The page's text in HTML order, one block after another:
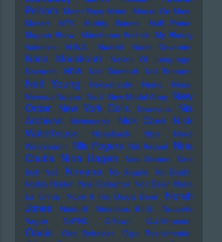
Pelham
Motor Boys Motor
Mouse On Mars
Mozart
MTV Muddy Waters
Muff Potter
Muppet Show
Münchener Freiheit
My Bloody
Valentine
N.W.A. Naddel Nadin Deventer
Nana Mouskouri
Nation Of Language
Nazareth
NDW Neil Diamond Neil Tennant
Neil Young Nekromantix Nemo
Nena
Nervous Norvus Neu! New Model Army New
Order New York Dolls Newcleus
Nia
Archives
Nichtseattle Nick Cave
Nick
Waterhouse
Nickelback Nico
Nikko
Weidemann Nile Rogers Nils Keppel Nina
Chuba Nina Hagen Nina Simone
Nine
Inch Nail
Nirvana No Angels
No Doubt
Noddy Holder Noel Gallagher Noir Désir Nono
La Grinta
Noori & His Dorpa Band
Norah
Jones
Notdurft Notorious B.I.G.
Nouvelle
Vague
NSYNC O-Town O.J.Simpson
Oasis Odd Beholder Olga Reznichenko